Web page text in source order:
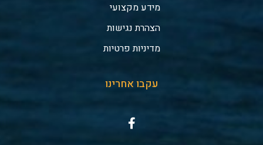
מידע מקצועי
הצהרת נגישות
מדיניות פרטיות
עקבו אחרינו